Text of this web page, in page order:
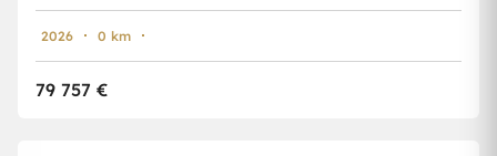
2026 0 km
79 757 €